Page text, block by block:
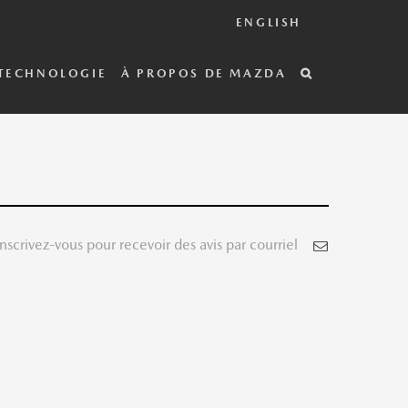
ENGLISH
À PROPOS DE MAZDA
vous pour recevoir des avis par courriel